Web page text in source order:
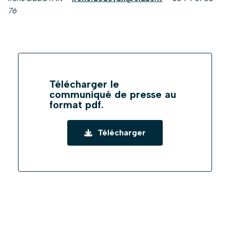
76
Télécharger le
communiqué de presse au
format pdf.
Télécharger